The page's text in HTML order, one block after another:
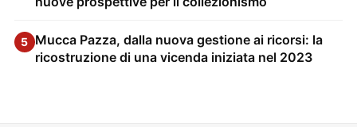
5 Mucca Pazza, dalla nuova gestione ai ricorsi: la
ricostruzione di una vicenda iniziata nel 2023